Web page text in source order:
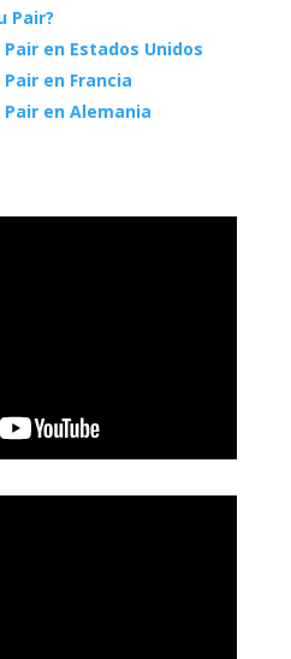
Pair?
en Estados Unidos
en Francia
en Alemania